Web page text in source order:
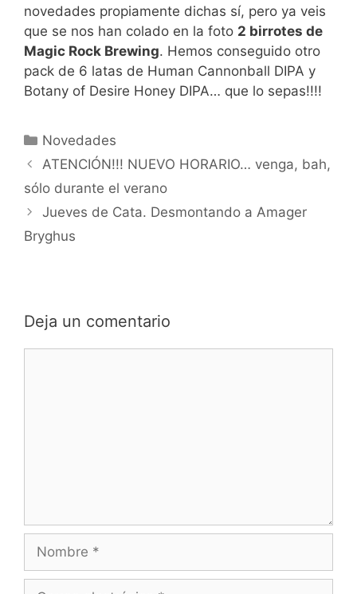
novedades propiamente dichas sí, pero ya veis
que se nos han colado en la foto 2 birrotes de
Magic Rock Brewing. Hemos conseguido otro
pack de 6 latas de Human Cannonball DIPA y
Botany of Desire Honey DIPA… que lo sepas!!!!
Categorías
Novedades
ATENCIÓN!!! NUEVO HORARIO… venga, bah,
sólo durante el verano
Jueves de Cata. Desmontando a Amager
Bryghus
Deja un comentario